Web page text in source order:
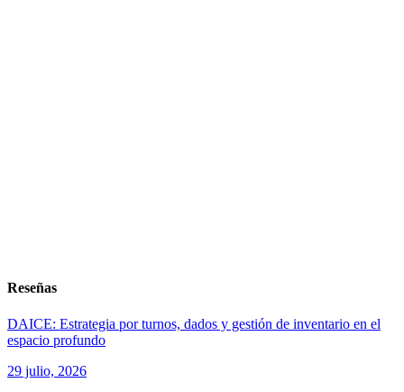
Reseñas
DAICE: Estrategia por turnos, dados y gestión de inventario en el
espacio profundo
29 julio, 2026